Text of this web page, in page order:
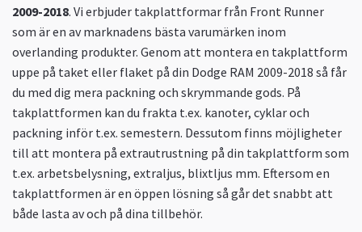
2009-2018. Vi erbjuder takplattformar från Front Runner
som är en av marknadens bästa varumärken inom
overlanding produkter. Genom att montera en takplattform
uppe på taket eller flaket på din Dodge RAM 2009-2018 så får
du med dig mera packning och skrymmande gods. På
takplattformen kan du frakta t.ex. kanoter, cyklar och
packning inför t.ex. semestern. Dessutom finns möjligheter
till att montera på extrautrustning på din takplattform som
t.ex. arbetsbelysning, extraljus, blixtljus mm. Eftersom en
takplattformen är en öppen lösning så går det snabbt att
både lasta av och på dina tillbehör.